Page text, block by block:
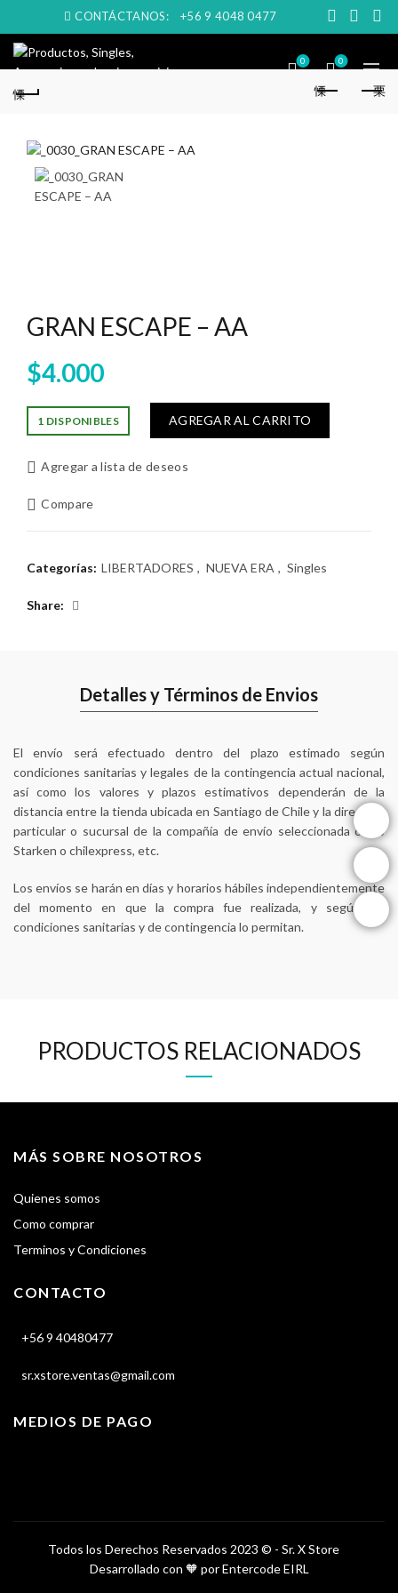
CONTÁCTANOS: +56 9 4048 0477
0 0
GRAN ESCAPE – AA
$4.000
1 DISPONIBLES AGREGAR AL CARRITO
Agregar a lista de deseos
Compare
Categorías: LIBERTADORES , NUEVA ERA , Singles
Share
Detalles y Términos de Envios
El envío será efectuado dentro del plazo estimado según
condiciones sanitarias y legales de la contingencia actual nacional,
así como los valores y plazos estimativos dependerán de la
distancia entre la tienda ubicada en Santiago de Chile y la dirección
particular o sucursal de la compañía de envío seleccionada como
Starken o chilexpress, etc.
Los envíos se harán en días y horarios hábiles independientemente
del momento en que la compra fue realizada, y según las
condiciones sanitarias y de contingencia lo permitan.
PRODUCTOS RELACIONADOS
MÁS SOBRE NOSOTROS
Quienes somos
Como comprar
Terminos y Condiciones
CONTACTO
+56 9 40480477
sr.xstore.ventas@gmail.com
instagram
youtube
MEDIOS DE PAGO
Todos los Derechos Reservados 2023 © - Sr. X Store
Desarrollado con 🧡 porEntercode EIRL